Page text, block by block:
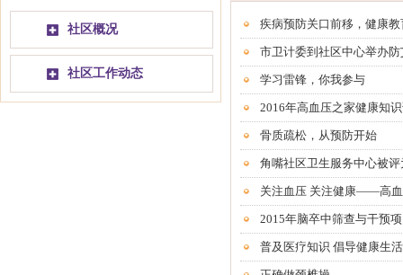
社区概况
社区工作动态
疾病预防关口前移，健康
市卫计委到社区中心举办
学习雷锋，你我参与
2016年高血压之家健康知
骨质疏松，从预防开始
角嘴社区卫生服务中心被
关注血压 关注健康——高
2015年脑卒中筛查与干预
普及医疗知识 倡导健康生活